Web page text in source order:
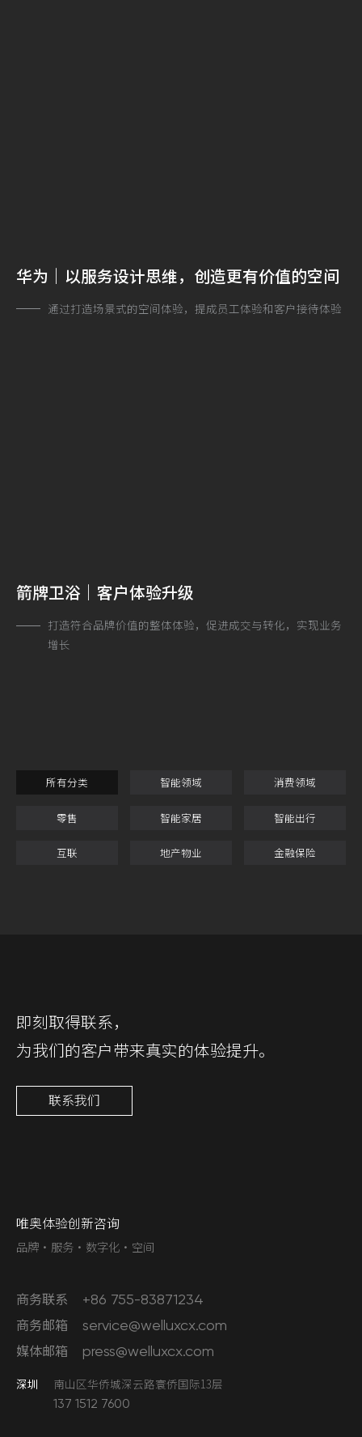
华为｜以服务设计思维，创造更有价值的空间
通过打造场景式的空间体验，提成员工体验和客户接待体验
箭牌卫浴｜客户体验升级
打造符合品牌价值的整体体验，促进成交与转化，实现业务
增长
所有分类 智能领域 消费领域
零售 智能家居 智能出行
互联 地产物业 金融保险
即刻取得联系，
为我们的客户带来真实的体验提升。
联系我们
唯奥体验创新咨询
品牌·服务·数字化·空间
商务联系 +86 755-83871234
商务邮箱 service@welluxcx.com
媒体邮箱 press@welluxcx.com
深圳 南山区华侨城深云路寰侨国际13层
137 1512 7600